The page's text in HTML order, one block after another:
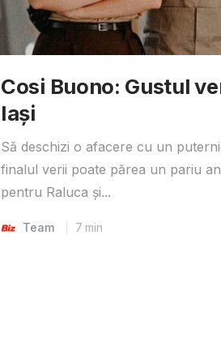
Cosi Buono: Gustul
Iași
Să deschizi o afacere cu un
finalul verii poate părea un pariu
pentru Raluca și...
Team 7 min